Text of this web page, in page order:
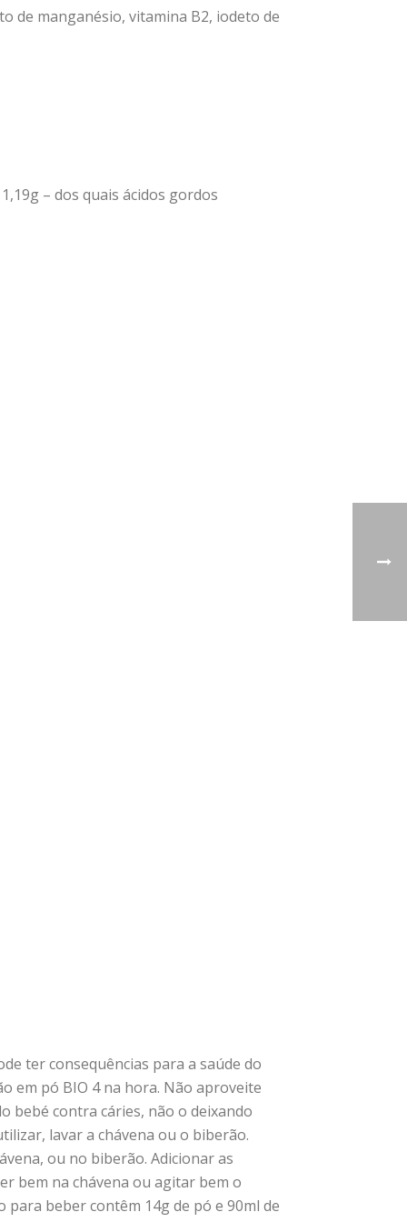
de manganésio, vitamina B2, iodeto de
– dos quais ácidos gordos
ter consequências para a saúde do
em pó BIO 4 na hora. Não aproveite
bebé contra cáries, não o deixando
lavar a chávena ou o biberão.
ou no biberão. Adicionar as
bem na chávena ou agitar bem o
para beber contêm 14g de pó e 90ml de